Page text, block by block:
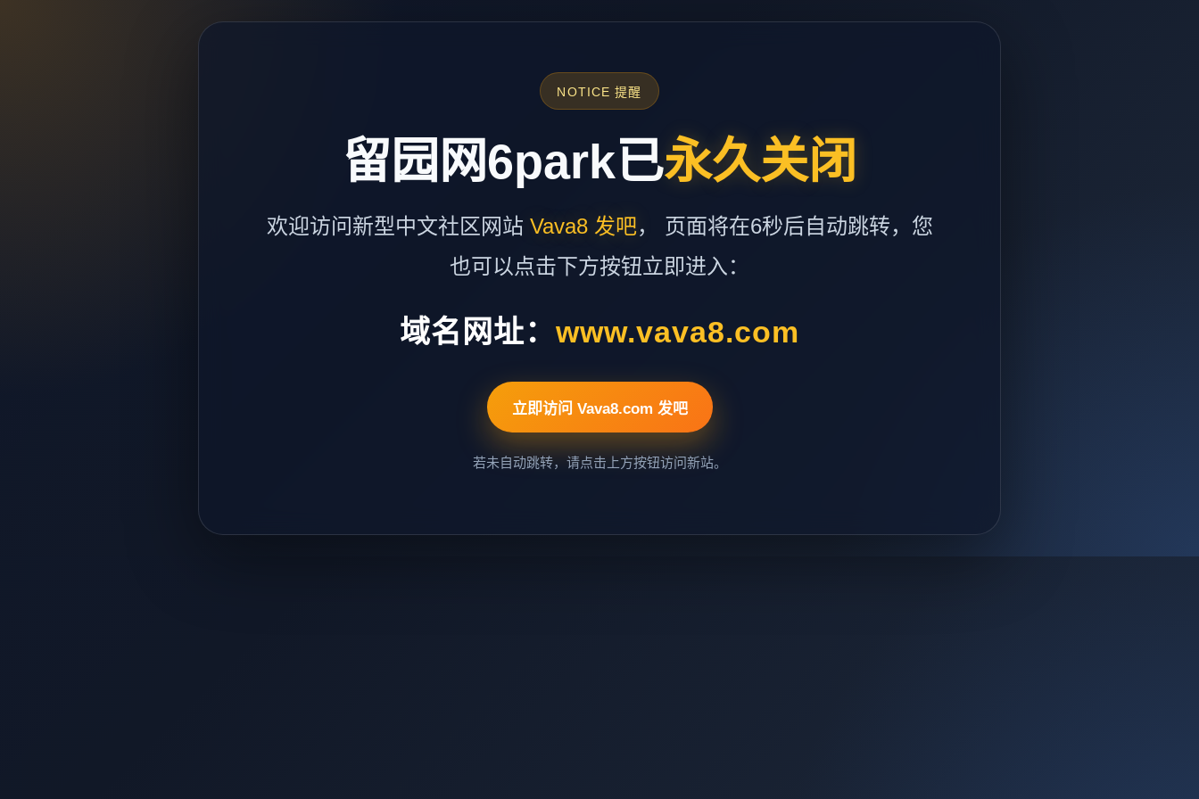
NOTICE 提醒
留园网6park已永久关闭
欢迎访问新型中文社区网站 Vava8 发吧， 页面将在6秒后自动跳转，您
也可以点击下方按钮立即进入：
域名网址： www.vava8.com
立即访问 Vava8.com 发吧
若未自动跳转，请点击上方按钮访问新站。